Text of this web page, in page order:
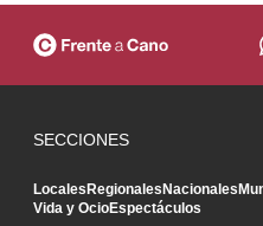
SECCIONES
LocalesRegionalesNacionales
Vida y OcioEspectáculos